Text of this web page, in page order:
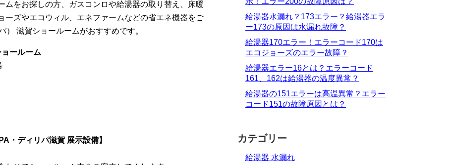
ムをお探しの方、ガスコンロや給湯器の取り替え、床暖
ーズやエコウィル、エネファームなどの省エネ機器をご
滋賀ショールームがおすすめです。
ールーム
・ディリパ滋賀 展示設備】
給湯器水漏れ？173エラー？給湯器エラ
ー173の原因は水漏れ故障？
給湯器170エラー！エラーコード170は
エコジョーズのエラー故障？
給湯器エラー16とは？エラーコード
161、162は給湯器の温度異常？
給湯器の151エラーは高温異常？エラー
コード151の故障原因とは？
カテゴリー
給湯器 水漏れ